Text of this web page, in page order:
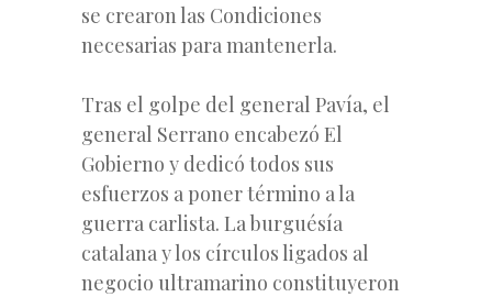
se crearon las Condiciones
necesarias para mantenerla.
Tras el golpe del general Pavía, el
general Serrano encabezó El
Gobierno y dedicó todos sus
esfuerzos a poner término a la
guerra carlista. La burguésía
catalana y los círculos ligados al
negocio ultramarino constituyeron